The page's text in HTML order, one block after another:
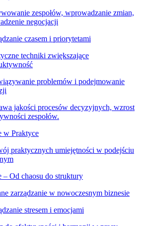
zespołów, wprowadzanie zmian,
negocjacji
czasem i priorytetami
techniki zwiększające
problemów i podejmowanie
jakości procesów decyzyjnych, wzrost
zespołów.
w Praktyce
praktycznych umiejętności w podejściu
– Od chaosu do struktury
zarządzanie w nowoczesnym biznesie
stresem i emocjami